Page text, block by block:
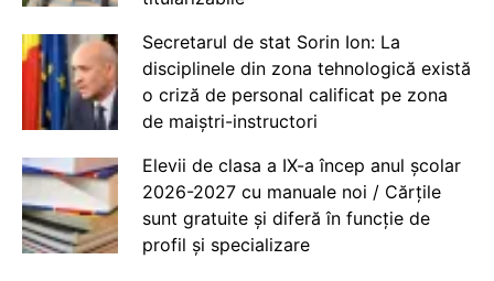
Secretarul de stat Sorin Ion: La
disciplinele din zona tehnologică există
o criză de personal calificat pe zona
de maiștri-instructori
Elevii de clasa a IX-a încep anul școlar
2026-2027 cu manuale noi / Cărțile
sunt gratuite și diferă în funcție de
profil și specializare